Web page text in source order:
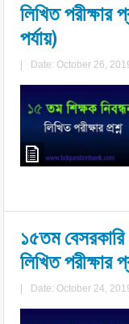
লিখিত পরীক্ষার
পর্যায়)
Date: October 26,
১৫তম
লিখিত পরীক্ষার
Date: October 24,